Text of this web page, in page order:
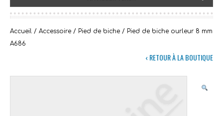
Accueil / Accessoire / Pied de biche / Pied de biche ourleur 8 mm
A686
‹ RETOUR À LA BOUTIQUE